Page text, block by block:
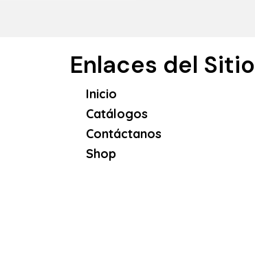
Enlaces del Sitio
Inicio
Catálogos
Contáctanos
Shop